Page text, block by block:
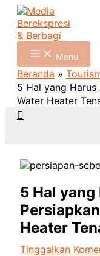
Lewati
konten
Menu
Beranda
5 Hal yang Harus
Water Heater
Cari
5 Hal yang
Heater
Tinggalkan
Ketik
di
sini..
Name*
Email*
Situs
Web
P
o
t
C
a
g
o
r
i
e